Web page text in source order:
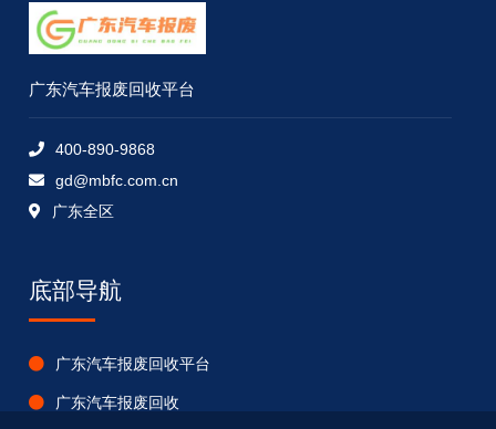
广东汽车报废回收平台
400-890-9868
gd@mbfc.com.cn
广东全区
底部导航
广东汽车报废回收平台
广东汽车报废回收